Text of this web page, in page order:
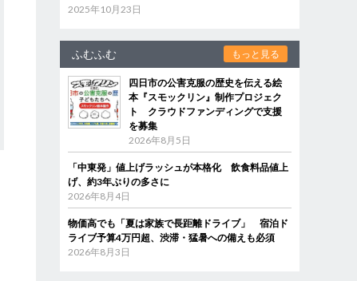
2025年10月23日
ふむふむ もっと見る
四日市の公害克服の歴史を伝える絵
本『スモックリン』制作プロジェク
ト クラウドファンディングで支援
を募集
2026年8月5日
「中東発」値上げラッシュが本格化 飲食料品値上
げ、約3年ぶりの多さに
2026年8月4日
物価高でも「夏は家族で長距離ドライブ」 宿泊ド
ライブ予算4万円超、渋滞・猛暑への備えも必須
2026年8月3日